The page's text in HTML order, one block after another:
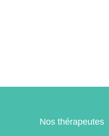
Nos thérapeutes